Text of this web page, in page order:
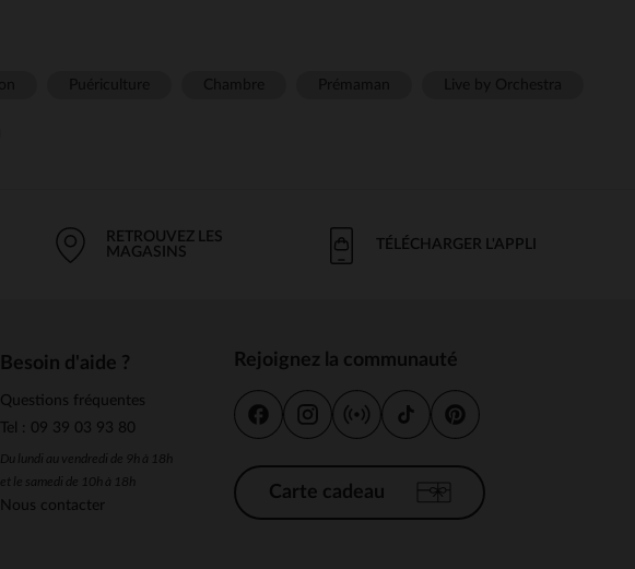
RETROUVEZ LES
MAGASINS
TÉLÉCHARGER L'APPLI
Besoin d'aide ?
Questions fréquentes
Tel : 09 39 03 93 80
Du lundi au vendredi de 9h à 18h
et le samedi de 10h à 18h
Nous contacter
Rejoignez la communauté
Carte cadeau